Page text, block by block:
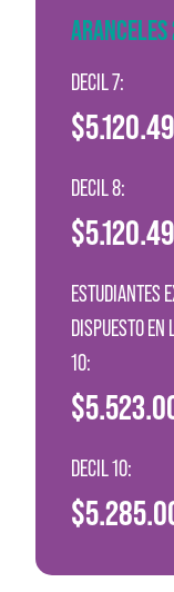
DECIL 7:
DECIL 8:
ESTUDIANTES
DISPUESTO EN
10:
DECIL 10: